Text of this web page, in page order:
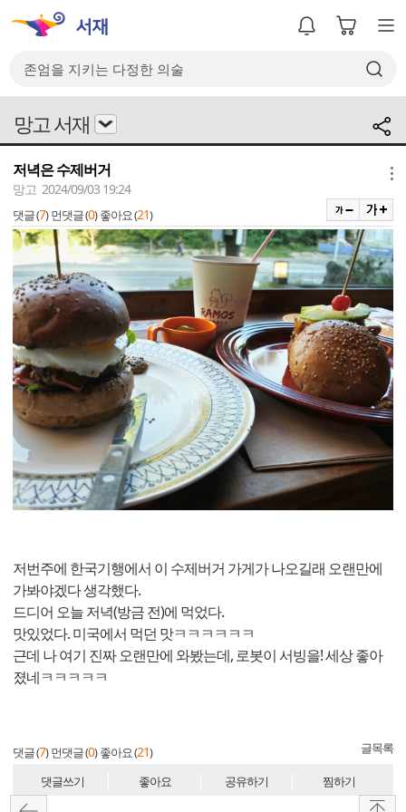
망고 서재
저녁은 수제버거
망고 2024/09/03 19:24
댓글 (7) 먼댓글 (0) 좋아요 (21)
저번주에 한국기행에서 이 수제버거 가게가 나오길래 오랜만에
가봐야겠다 생각했다.
드디어 오늘 저녁(방금 전)에 먹었다.
맛있었다. 미국에서 먹던 맛ㅋㅋㅋㅋㅋㅋ
근데 나 여기 진짜 오랜만에 와봤는데, 로봇이 서빙을! 세상 좋아
졌네ㅋㅋㅋㅋㅋ
댓글 (7) 먼댓글 (0) 좋아요 (21) 글목록
댓글쓰기 좋아요 공유하기 찜하기